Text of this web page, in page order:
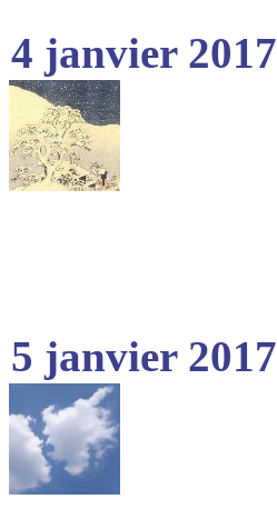
4 janvier 2017
5 janvier 2017